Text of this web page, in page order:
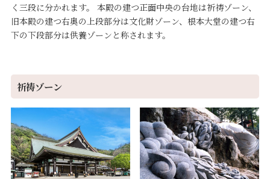
く三段に分かれます。 本殿の建つ正面中央の台地は祈祷ゾーン、
旧本殿の建つ右奥の上段部分は文化財ゾーン、根本大堂の建つ右
下の下段部分は供養ゾーンと称されます。
祈祷ゾーン